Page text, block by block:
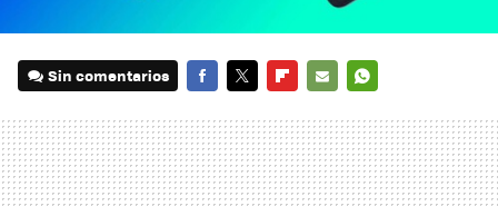
Sin comentarios
MAIL